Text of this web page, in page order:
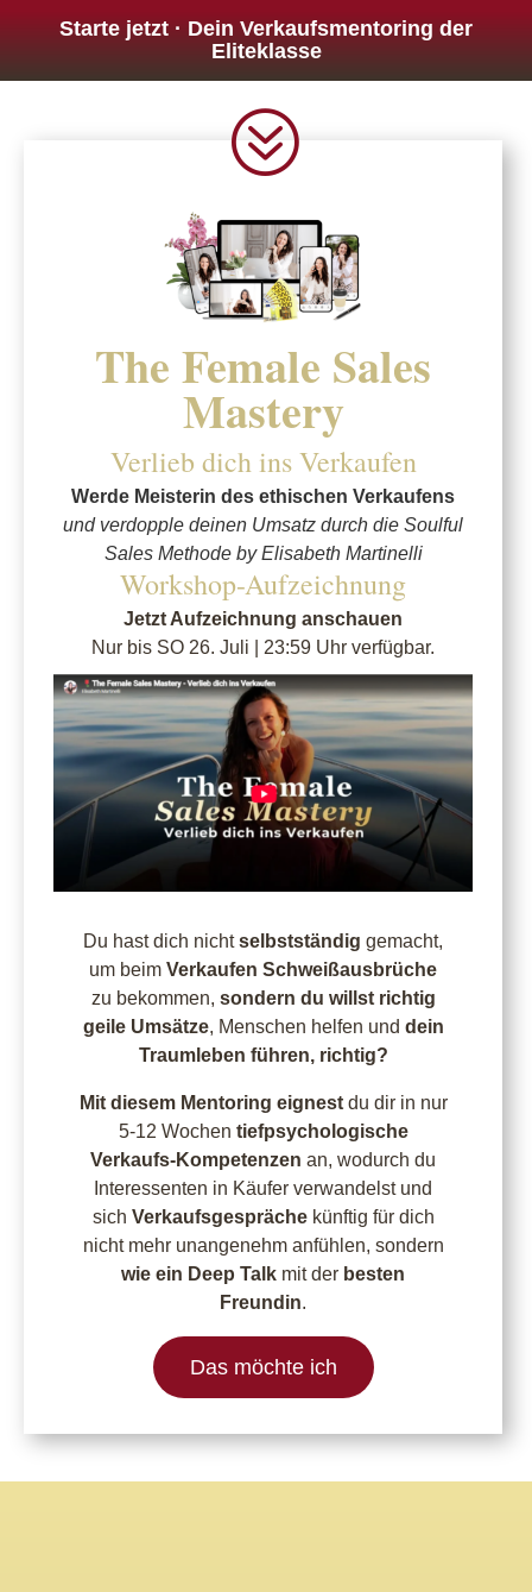
Starte jetzt · Dein Verkaufsmentoring der
Eliteklasse
?
The Female Sales
Mastery
Verlieb dich ins Verkaufen
Werde Meisterin des ethischen Verkaufens
und verdopple deinen Umsatz durch die Soulful
Sales Methode by Elisabeth Martinelli
Workshop-Aufzeichnung
Jetzt Aufzeichnung anschauen
Nur bis SO 26. Juli | 23:59 Uhr verfügbar.
Du hast dich nichtselbstständiggemacht,
um beim Verkaufen Schweißausbrüche
zu bekommen, sondern du willst richtig
geileUmsätze, Menschen helfen und dein
Traumleben führen, richtig?
Mit diesem Mentoring eignestdu dir in nur
5-12 Wochen tiefpsychologische
Verkaufs-Kompetenzen an, wodurch du
Interessenten in Käufer verwandelst und
sich Verkaufsgesprächekünftig für dich
nicht mehr unangenehm anfühlen, sondern
wie ein Deep Talk mit der besten
Freundin.
Das möchte ich